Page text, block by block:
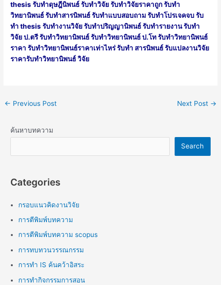
thesis รับทำดุษฎีนิพนธ์ รับทำวิจัย รับทำวิจัยราคาถูก รับทำ
วิทยานิพนธ์ รับทำสารนิพนธ์ รับทำแบบสอบถาม รับทำโปรเจคจบ รับ
ทํา thesis รับทํางานวิจัย รับทําปริญญานิพนธ์ รับทํารายงาน รับทํา
วิจัย ป.ตรี รับทําวิทยานิพนธ์ รับทําวิทยานิพนธ์ ป.โท รับทําวิทยานิพนธ์
ราคา รับทําวิทยานิพนธ์ราคาเท่าไหร่ รับทํา สารนิพนธ์ รับแปลงานวิจัย
ราคารับทำวิทยานิพนธ์ วิจัย
← Previous Post Next Post →
ค้นหาบทความ
Search
Categories
กรอบแนวคิดงานวิจัย
การตีพิมพ์บทความ
การตีพิมพ์บทความ scopus
การทบทวนวรรณกรรม
การทำ IS ค้นคว้าอิสระ
การทำกิจกรรมการสอน